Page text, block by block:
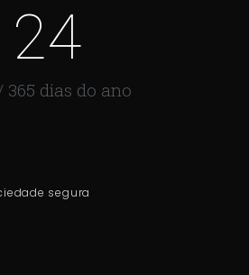
24
365 dias do ano
segura